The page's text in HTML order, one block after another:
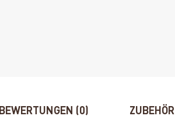
BEWERTUNGEN (0) ZUBEHÖR